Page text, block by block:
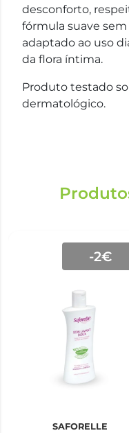
desconforto,
fórmula suave
adaptado ao uso
da flora íntima.
Produto testado
dermatológico.
-2€
SAFORELLE